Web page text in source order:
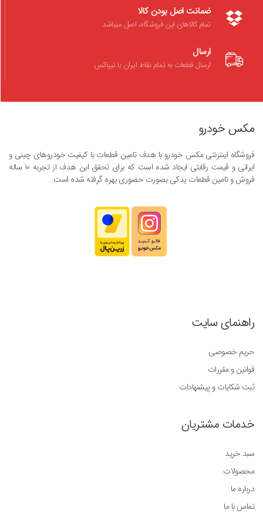
ضمانت اصل بودن کالا
تمام کالاهای این فروشگاه، اصل میباشد
ارسال
ارسال قطعات به تمام نقاط ایران با تیپاکس
مکس خودرو
فروشگاه اینترنتی مکس خودرو با هدف تامین قطعات با کیفیت خودروهای چینی و
ایرانی و قیمت رقابتی ایجاد شده است که برای تحقق این هدف از تجربه ۱۰ ساله
فروش و تامین قطعات یدکی بصورت حضوری بهره گرفته شده است.
راهنمای سایت
حریم خصوصی
قوانین و مقررات
ثبت شکایات و پیشنهادات
خدمات مشتریان
سبد خرید
محصولات
درباره ما
تماس با ما